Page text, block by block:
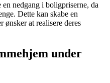
nedgang i boligpriserne, da
Dette kan skabe en
at realisere deres
under